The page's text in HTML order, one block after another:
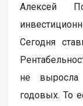
Алексей
Сегодня
не выросла
годовых. То